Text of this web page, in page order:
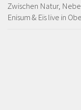
Zwischen Natur,
Enisum & Eïs live in